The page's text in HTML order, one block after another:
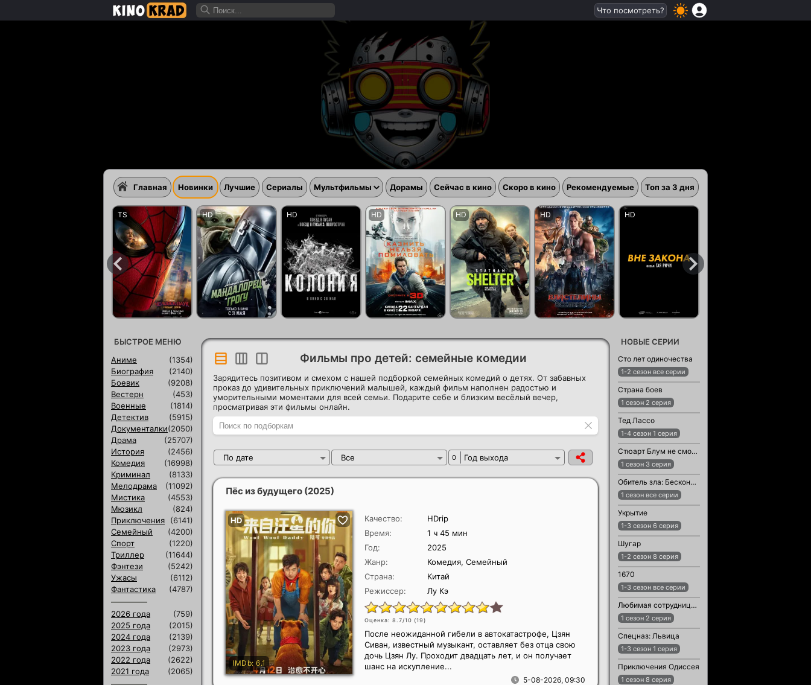
Фильмы про детей: семейные комедии
Зарядитесь позитивом и смехом с нашей подборкой семейных комедий о детях. От забавных
проказ до удивительных приключений малышей, каждый фильм наполнен радостью и
уморительными моментами для всей семьи. Подарите себе и близким весёлый вечер,
просматривая эти фильмы онлайн.
По дате Все 0 Год выхода
Пёс из будущего (2025)
Качество:
HDrip
Время:
1 ч 45 мин
Год:
2025
Жанр:
Комедия, Семейный
Страна:
Китай
Режиссер:
Лу Кэ
Оценка: 8.7/10 (19)
5-08-2026, 09:30
После неожиданной гибели в автокатастрофе, Цзян
Сиван, известный музыкант, оставляет без отца свою
дочь Цзян Лу. Проходит двадцать лет, и он получает
шанс на искупление...
БЫСТРОЕ МЕНЮ
Аниме
(1354)
Биография
(2140)
Боевик
(9208)
Вестерн
(453)
Военные
(1814)
Детектив
(5915)
Документалки(2050)
Драма
(25707)
История
(2456)
Комедия
(16998)
Криминал
(8133)
Мелодрама
(11092)
Мистика
(4553)
Мюзикл
(824)
Приключения
(6141)
Семейный
(4200)
Спорт
(1220)
Триллер
(11644)
Фэнтези
(5242)
Ужасы
(6112)
Фантастика
(4787)
2026 года
(759)
2025 года
(2015)
2024 года
(2139)
2023 года
(2973)
2022 года
(2622)
2021 года
(2065)
НОВЫЕ СЕРИИ
Сто лет одиночества
1-2 сезон все серии
Страна боев
1 сезон 2 серия
Тед Лассо
1-4 сезон 1 серия
Стюарт Блум не смог спасти вселенную
1 сезон 3 серия
Обитель зла: Бесконечная тьма
1 сезон все серии
Укрытие
1-3 сезон 6 серия
Шугар
1-2 сезон 8 серия
1670
1-3 сезон все серии
Любимая сотрудница / Любимый сотрудник
1 сезон 2 серия
Спецназ: Львица
1-3 сезон 1 серия
Приключения Одиссея
1 сезон 8 серия
Главная Новинки Лучшие Сериалы Мультфильмы Дорамы Сейчас в кино Скоро в кино Рекомендуемые Топ за 3 дня
Что посмотреть?